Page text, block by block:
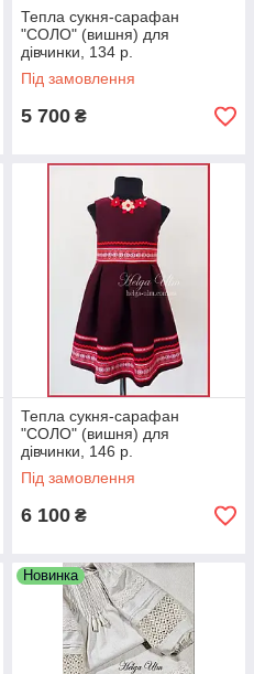
Тепла сукня-сарафан
"СОЛО" (вишня) для
дівчинки, 134 р.
Під замовлення
5 700 ₴
Тепла сукня-сарафан
"СОЛО" (вишня) для
дівчинки, 146 р.
Під замовлення
6 100 ₴
Новинка